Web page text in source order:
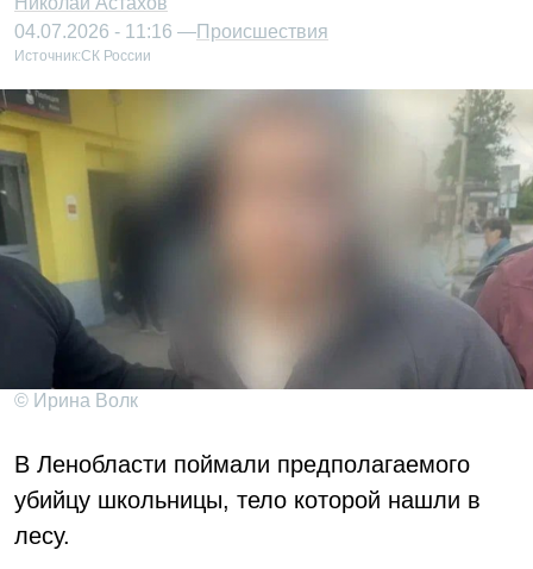
04.07.2026 - 11:16 —Происшествия
Источник:СК России
© Ирина Волк
В Ленобласти поймали предполагаемого
убийцу школьницы, тело которой нашли в
лесу.